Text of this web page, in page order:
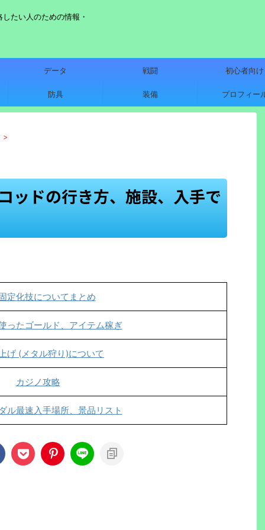
たい人のための情報・
データ 戦闘 初心者向け
防具 装備 プロフィー
>
ッドの行き方、施設、入手で
定化技についてまとめ
ったゴールド、アイテム稼ぎ
げ (メタル狩り)について
カジノ攻略
ル最速入手場所、景品リスト